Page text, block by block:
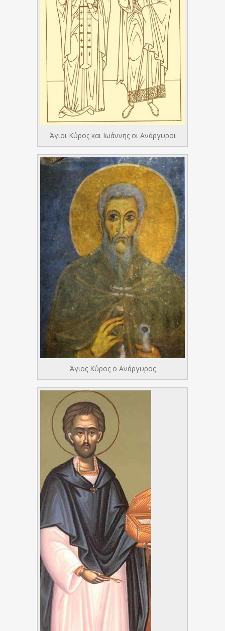
Άγιοι Κύρος και Ιωάννης οι Ανάργυροι
Άγιος Κύρος ο Ανάργυρος